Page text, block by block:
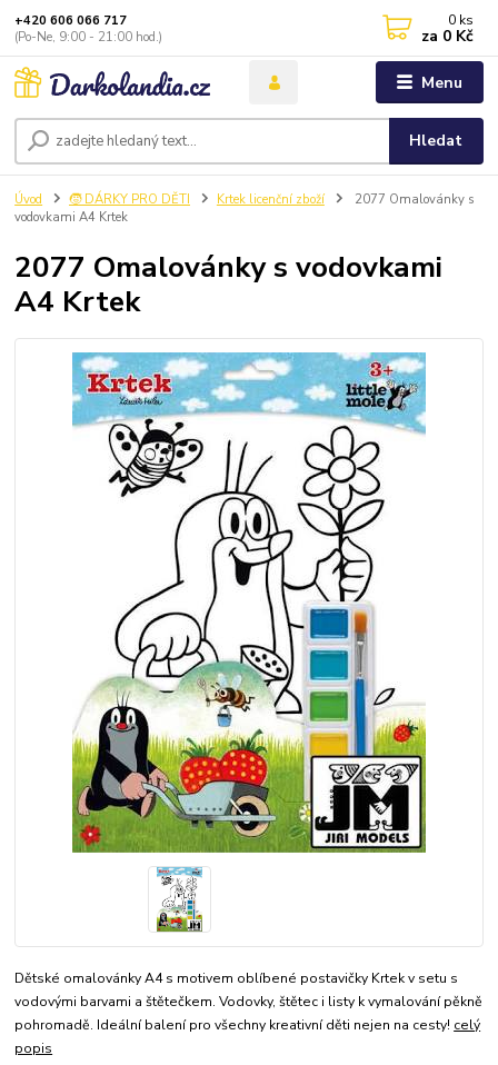
Menu
Hledat
+420 606 066 717
(Po-Ne, 9:00 - 21:00 hod.)
0 ks
za 0 Kč
Úvod 🧒 DÁRKY PRO DĚTI Krtek licenční zboží
2077 Omalovánky s
vodovkami A4 Krtek
2077 Omalovánky s vodovkami
A4 Krtek
Dětské omalovánky A4 s motivem oblíbené postavičky Krtek v setu s
vodovými barvami a štětečkem. Vodovky, štětec i listy k vymalování pěkně
pohromadě. Ideální balení pro všechny kreativní děti nejen na cesty! celý
popis